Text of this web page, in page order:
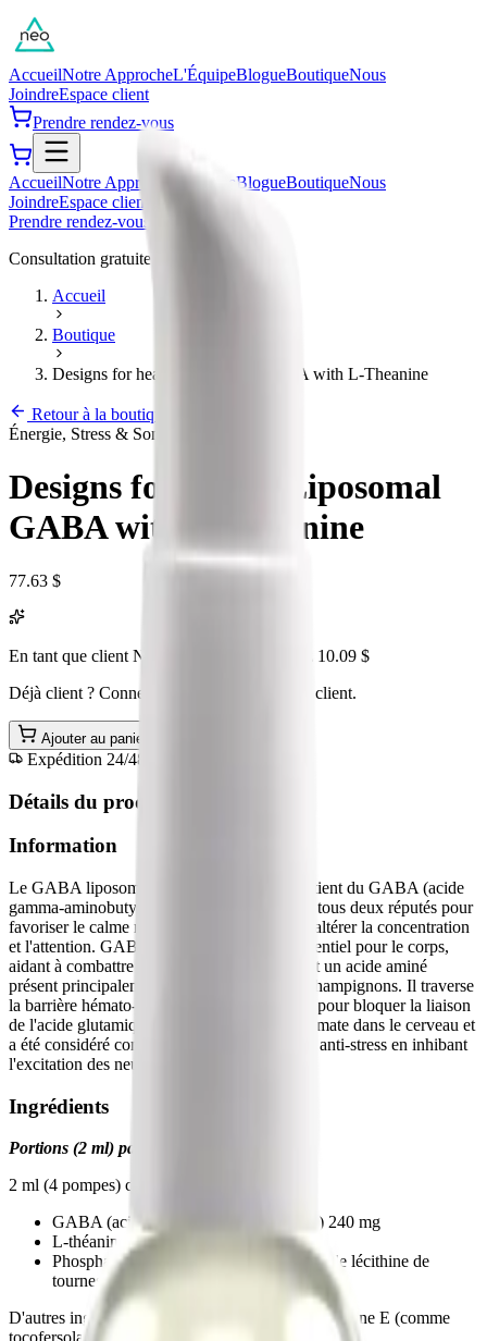
AccueilNotre ApprocheL'ÉquipeBlogueBoutiqueNous
JoindreEspace client
Prendre rendez-vous
AccueilNotre Approche L'ÉquipeBlogueBoutiqueNous
JoindreEspace client
Prendre rendez-vous
Consultation gratuite de 45 minutes
Accueil
Boutique
Designs for health Liposomal GABA with L-Theanine
Retour à la boutique
Énergie, Stress & Sommeil
Designs for health Liposomal
GABA with L-Theanine
77.63 $
En tant que client NEO, vous économiseriez 10.09 $
Déjà client ? Connectez-vous à votre espace client.
Ajouter au panier —
Expédition 24/48h
Détails du produit
Information
Le GABA liposomique avec L-théanine contient du GABA (acide
gamma-aminobutyrique) et de la L-théanine, tous deux réputés pour
favoriser le calme mental et émotionnel sans altérer la concentration
et l'attention. GABA sert d'agent calmant essentiel pour le corps,
aidant à combattre le stress. La L-théanine est un acide aminé
présent principalement dans le thé et divers champignons. Il traverse
la barrière hémato-encéphalique et est connu pour bloquer la liaison
de l'acide glutamique aux récepteurs du glutamate dans le cerveau et
a été considéré comme provoquant des effets anti-stress en inhibant
l'excitation des neurones corticaux.
Ingrédients
Portions (2 ml) par contenant: 25
2 ml (4 pompes) contient:
GABA (acide gamma-aminé butyrique) 240 mg
L-théanine 100 mg
Phosphatidylcholine 134 mg --- (à partir de lécithine de
tournesol purifiée)
D'autres ingrédients: eau, glycérine, éthanol, vitamine E (comme